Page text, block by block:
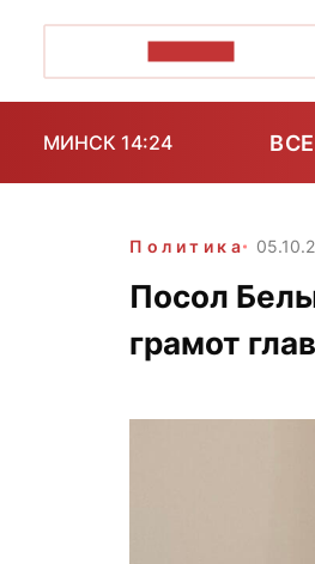
МИНСК 14:24
Политика
Посол
грамот